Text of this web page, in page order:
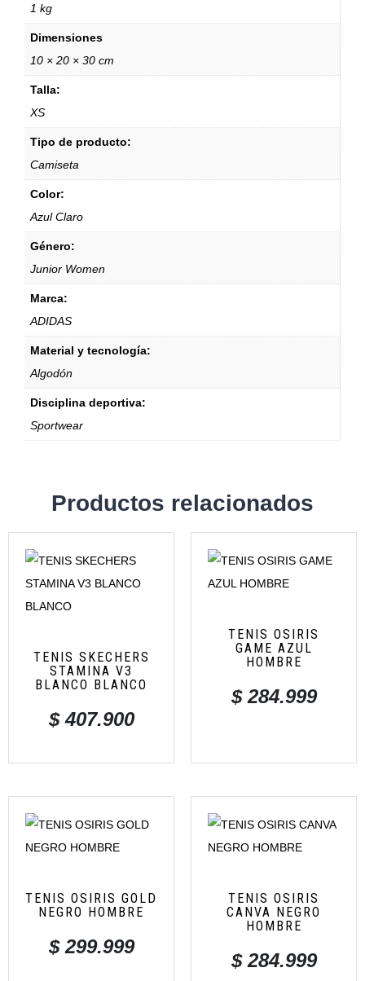
1 kg
Dimensiones
10 × 20 × 30 cm
Talla:
XS
Tipo de producto:
Camiseta
Color:
Azul Claro
Género:
Junior Women
Marca:
ADIDAS
Material y tecnología:
Algodón
Disciplina deportiva:
Sportwear
Productos relacionados
TENIS SKECHERS
STAMINA V3
BLANCO BLANCO
$407.900
TENIS OSIRIS
GAME AZUL
HOMBRE
$284.999
TENIS OSIRIS GOLD
NEGRO HOMBRE
$299.999
TENIS OSIRIS
CANVA NEGRO
HOMBRE
$284.999